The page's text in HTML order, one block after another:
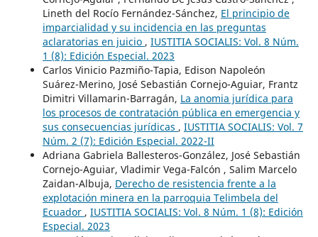
Lineth del Rocío Fernández-Sánchez, El principio de
imparcialidad y su incidencia en las preguntas
aclaratorias en juicio , IUSTITIA SOCIALIS: Vol. 8 Núm.
1 (8): Edición Especial. 2023
Carlos Vinicio Pazmiño-Tapia, Edison Napoleón
Suárez-Merino, José Sebastián Cornejo-Aguiar, Frantz
Dimitri Villamarin-Barragán, La anomia jurídica para
los procesos de contratación pública en emergencia y
sus consecuencias jurídicas , IUSTITIA SOCIALIS: Vol. 7
Núm. 2 (7): Edición Especial. 2022-II
Adriana Gabriela Ballesteros-González, José Sebastián
Cornejo-Aguiar, Vladimir Vega-Falcón , Salim Marcelo
Zaidan-Albuja, Derecho de resistencia frente a la
explotación minera en la parroquia Telimbela del
Ecuador , IUSTITIA SOCIALIS: Vol. 8 Núm. 1 (8): Edición
Especial. 2023